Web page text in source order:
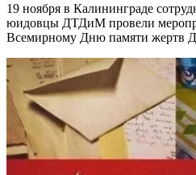
19 ноября в Калининграде
юидовцы ДТДиМ провели
Всемирному Дню памяти жертв